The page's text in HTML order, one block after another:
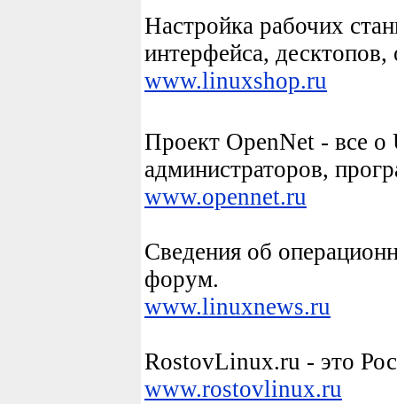
Настройка рабочих
интерфейса,
www.linuxshop.ru
Проект OpenNet - все о
администраторов,
www.opennet.ru
Сведения об
форум.
www.linuxnews.ru
RostovLinux.ru - это
www.rostovlinux.ru